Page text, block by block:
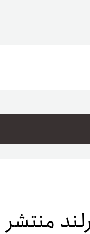
زبان
حساب‌های بانکی